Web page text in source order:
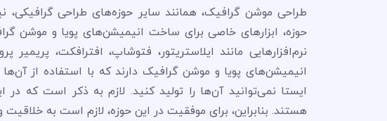
طراحی موشن گرافیک، همانند سایر حوزه‌های طراحی گرافیکی،
حوزه، ابزارهای خاصی برای ساخت انیمیشن‌های پویا و موشن
انیمیشن‌های پویا و موشن گرافیک دارند که با استفاده از
ایستا نمی‌توانید آن‌ها را تولید کنید. لازم به ذکر است که
هستند. بنابراین، برای موفقیت در این حوزه، لازم است به